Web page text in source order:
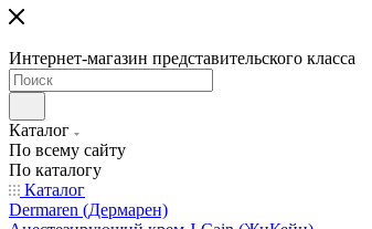
Интернет-магазин представительского класса
Каталог
По всему сайту
По каталогу
Каталог
Dermaren (Дермарен)